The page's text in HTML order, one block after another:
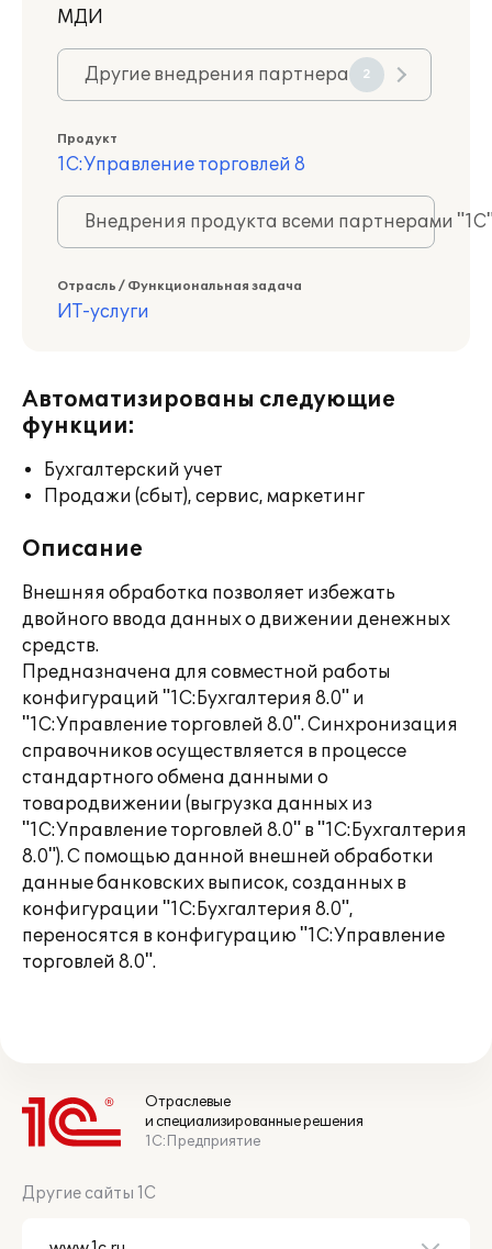
МДИ
Другие внедрения партнера 2
Продукт
1С:Управление торговлей 8
Внедрения продукта всеми партнерами
Отрасль / Функциональная задача
ИТ-услуги
Автоматизированы следующие
функции:
Бухгалтерский учет
Продажи (сбыт), сервис, маркетинг
Описание
Внешняя обработка позволяет избежать
двойного ввода данных о движении денежных
средств.
Предназначена для совместной работы
конфигураций "1С:Бухгалтерия 8.0" и
"1С:Управление торговлей 8.0". Синхронизация
справочников осуществляется в процессе
стандартного обмена данными о
товародвижении (выгрузка данных из
"1С:Управление торговлей 8.0" в "1С:Бухгалтерия
8.0"). С помощью данной внешней обработки
данные банковских выписок, созданных в
конфигурации "1С:Бухгалтерия 8.0",
переносятся в конфигурацию "1С:Управление
торговлей 8.0".
Отраслевые
и специализированные решения
1С:Предприятие
Другие сайты 1С